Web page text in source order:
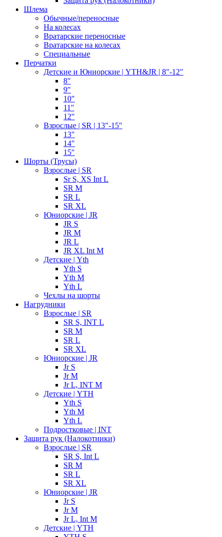
Шлема
Обычные/переносные
На колесах
Вратарские переносные
Вратарские на колесах
Специальные
Перчатки
Детские и Юниорские | YTH&JR | 8"-12"
8"
9"
10"
11"
12"
Взрослые | SR | 13"-15"
13"
14"
15"
Шорты (Трусы)
Взрослые | SR
Sr S, XS Int L
SR M
SR L
SR XL
Юниорские | JR
JR S
JR M
JR L
JR XL Int M
Детские | Yth
Yth S
Yth M
Yth L
Чехлы на шорты
Нагрудники
Взрослые | SR
SR S, INT L
SR M
SR L
SR XL
Юниорские | JR
Jr S
Jr M
Jr L, INT M
Детские | YTH
Yth S
Yth M
Yth L
Подростковые | INT
Защита рук (Налокотники)
Взрослые | SR
SR S, Int L
SR M
SR L
SR XL
Юниорские | JR
Jr S
Jr M
Jr L, Int M
Детские | YTH